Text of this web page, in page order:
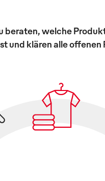
welche
und klären alle offenen